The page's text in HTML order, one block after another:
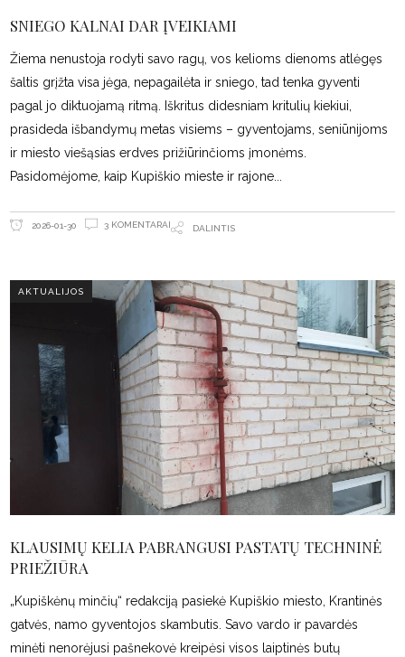
SNIEGO KALNAI DAR ĮVEIKIAMI
Žiema nenustoja rodyti savo ragų, vos kelioms dienoms atlėgęs
šaltis grįžta visa jėga, nepagailėta ir sniego, tad tenka gyventi
pagal jo diktuojamą ritmą. Iškritus didesniam kritulių kiekiui,
prasideda išbandymų metas visiems – gyventojams, seniūnijoms
ir miesto viešąsias erdves prižiūrinčioms įmonėms.
Pasidomėjome, kaip Kupiškio mieste ir rajone
2026-01-30 3 KOMENTARAI DALINTIS
AKTUALIJOS
KLAUSIMŲ KELIA PABRANGUSI PASTATŲ TECHNINĖ
PRIEŽIŪRA
„Kupiškėnų minčių“ redakciją pasiekė Kupiškio miesto, Krantinės
gatvės, namo gyventojos skambutis. Savo vardo ir pavardės
minėti nenorėjusi pašnekovė kreipėsi visos laiptinės butų